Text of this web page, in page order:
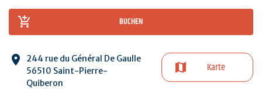
BUCHEN
244 rue du Général De Gaulle
56510 Saint-Pierre-
Quiberon
Karte